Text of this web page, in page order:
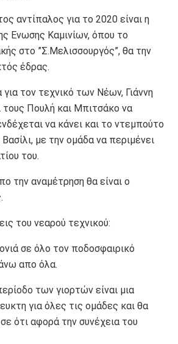
αντίπαλος για το 2020 είναι η
Ενωσης Καμινίων, όπου το
στο ”Σ.Μελισσουργός”, θα την
έδρας.
για τον τεχνικό των Νέων, Γιάννη
Πουλή και Μπιτσάκο να
να κάνει και το ντεμπούτο
με την ομάδα να περιμένει
του.
την αναμέτρηση θα είναι ο
του νεαρού τεχνικού:
σε όλο τον ποδοσφαιρικό
απο όλα.
των γιορτών είναι μια
για όλες τις ομάδες και θα
ότι αφορά την συνέχεια του